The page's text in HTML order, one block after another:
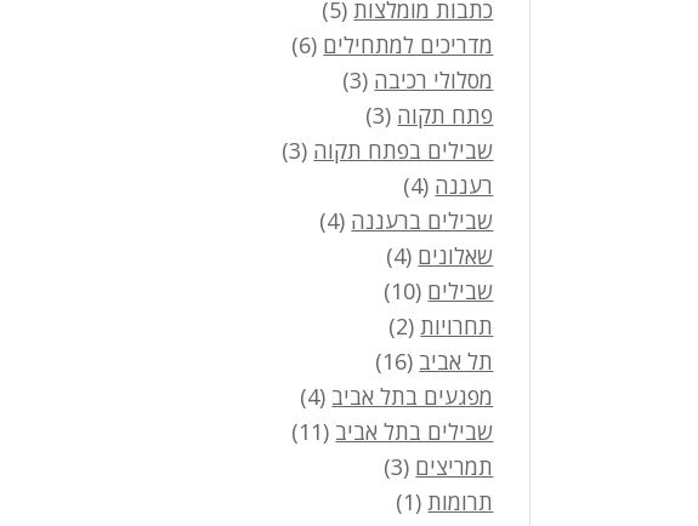
כתבות מומלצות(5)
מדריכים למתחילים (6)
מסלולי רכיבה (3)
פתח תקוה (3)
שבילים בפתח תקוה (3)
רעננה (4)
שבילים ברעננה (4)
שאלונים (4)
שבילים (10)
תחרויות(2)
תל אביב (16)
מפגעים בתל אביב (4)
שבילים בתל אביב (11)
תמריצים (3)
תרומות(1)